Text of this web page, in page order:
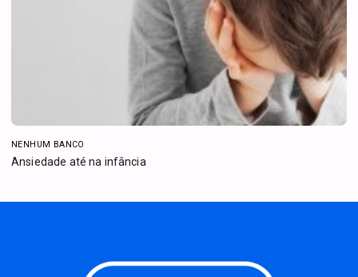
NENHUM BANCO
Ansiedade até na infância